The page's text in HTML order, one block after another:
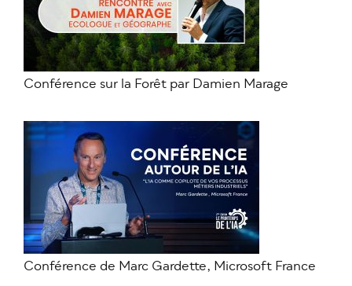
Conférence sur la Forêt par Damien Marage
Conférence de Marc Gardette, Microsoft France